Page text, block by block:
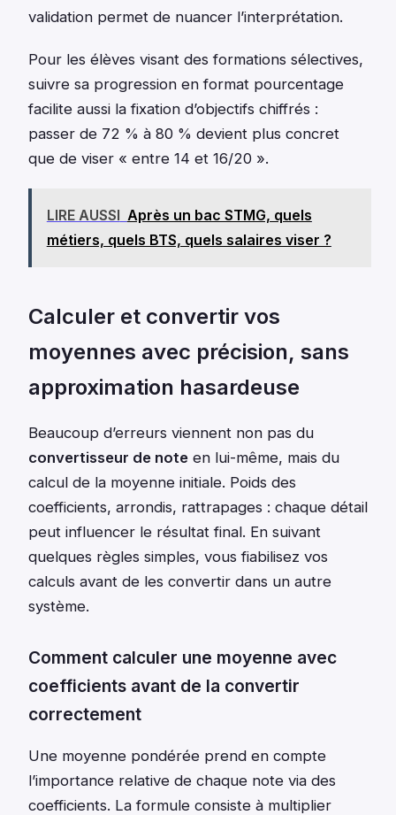
validation permet de nuancer l’interprétation.
Pour les élèves visant des formations sélectives,
suivre sa progression en format pourcentage
facilite aussi la fixation d’objectifs chiffrés :
passer de 72 % à 80 % devient plus concret
que de viser « entre 14 et 16/20 ».
LIRE AUSSI Après un bac STMG, quels
métiers, quels BTS, quels salaires viser ?
Calculer et convertir vos
moyennes avec précision, sans
approximation hasardeuse
Beaucoup d’erreurs viennent non pas du
convertisseur de note en lui-même, mais du
calcul de la moyenne initiale. Poids des
coefficients, arrondis, rattrapages : chaque détail
peut influencer le résultat final. En suivant
quelques règles simples, vous fiabilisez vos
calculs avant de les convertir dans un autre
système.
Comment calculer une moyenne avec
coefficients avant de la convertir
correctement
Une moyenne pondérée prend en compte
l’importance relative de chaque note via des
coefficients. La formule consiste à multiplier